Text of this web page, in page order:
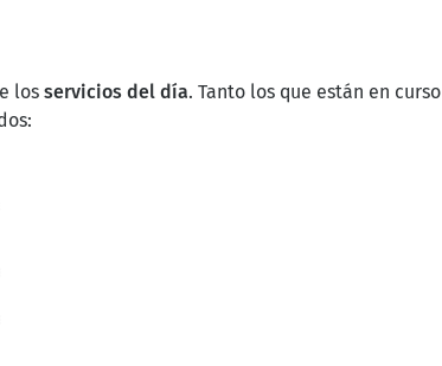
los servicios del día. Tanto los que están en curso